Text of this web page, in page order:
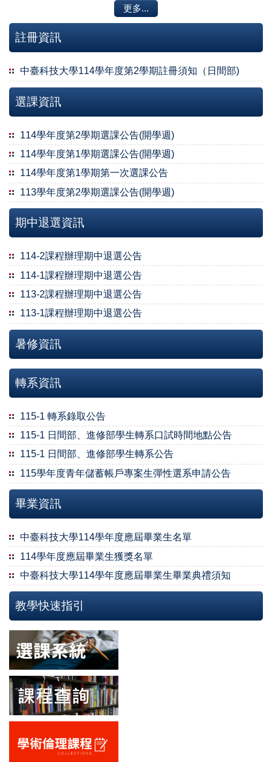
更多...
註冊資訊
中臺科技大學114學年度第2學期註冊須知（日間部)
選課資訊
114學年度第2學期選課公告(開學週)
114學年度第1學期選課公告(開學週)
114學年度第1學期第一次選課公告
113學年度第2學期選課公告(開學週)
期中退選資訊
114-2課程辦理期中退選公告
114-1課程辦理期中退選公告
113-2課程辦理期中退選公告
113-1課程辦理期中退選公告
暑修資訊
轉系資訊
115-1 轉系錄取公告
115-1 日間部、進修部學生轉系口試時間地點公告
115-1 日間部、進修部學生轉系公告
115學年度青年儲蓄帳戶專案生彈性選系申請公告
畢業資訊
中臺科技大學114學年度應屆畢業生名單
114學年度應屆畢業生獲獎名單
中臺科技大學114學年度應屆畢業生畢業典禮須知
教學快速指引